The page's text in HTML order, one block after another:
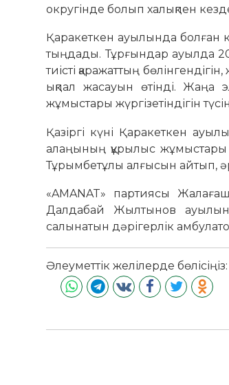
округінде болып халықпен
Қаракеткен ауылында болған
тыңдады. Тұрғындар ауылда
тиісті қаражаттың
ықпал жасауын өтінді. Жаңа
жұмыстары жүргізетіндігін
Қазіргі күні Қаракеткен
алаңының құрылыс
Тұрымбетұлы алғысын айтып,
«AMANAT» партиясы
Далдабай Жылтынов
салынатын дәрігерлік
Әлеуметтік желілерде бөлісіңіз: